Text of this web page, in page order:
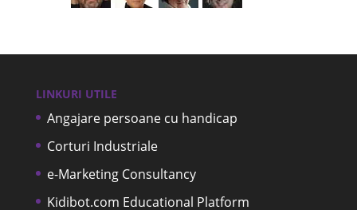
LINKURI UTILE
Angajare persoane cu handicap
Corturi Industriale
e-Marketing Consultancy
Kidibot.com Educational Platform